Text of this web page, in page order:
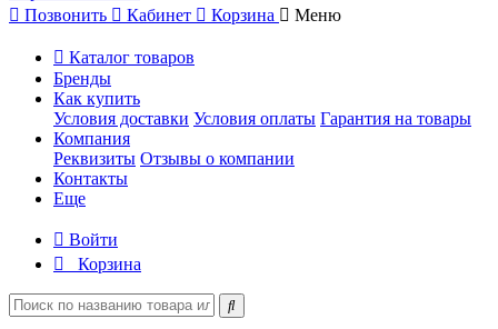
Позвонить
Кабинет Корзина Меню
Каталог товаров
Бренды
Как купить
Условия доставки Условия оплаты Гарантия на товары
Компания
Реквизиты Отзывы о компании
Контакты
Еще
Войти
Корзина